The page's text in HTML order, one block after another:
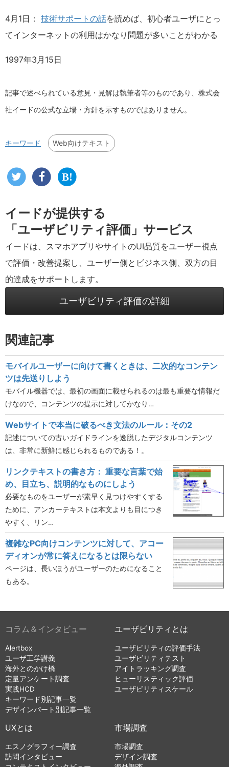
4月1日： 技術サポートの話を読めば、初心者ユーザにとっ
てインターネットの利用はかなり問題が多いことがわかる
1997年3月15日
記事で述べられている意見・見解は執筆者等のものであり、株式会
社イードの公式な立場・方針を示すものではありません。
キーワード Web向けテキスト
イードが提供する
「ユーザビリティ評価」サービス
イードは、スマホアプリやサイトのUI品質をユーザー視点
で評価・改善提案し、ユーザー側とビジネス側、双方の目
的達成をサポートします。
ユーザビリティ評価の詳細
関連記事
モバイルユーザーに向けて書くときは、二次的なコンテン
ツは先送りしよう
モバイル機器では、最初の画面に載せられるのは最も重要な情報だ
けなので、コンテンツの提示に対してかなり…
Webサイトで本当に破るべき文法のルール：その2
記述についての古いガイドラインを逸脱したデジタルコンテンツ
は、非常に新鮮に感じられるものである！。
リンクテキストの書き方： 重要な言葉で始
め、目立ち、説明的なものにしよう
必要なものをユーザーが素早く見つけやすくする
ために、アンカーテキストは本文よりも目につき
やすく、リン…
複雑なPC向けコンテンツに対して、アコー
ディオンが常に答えになるとは限らない
ページは、長いほうがユーザーのためになること
もある。
コラム＆インタビュー
Alertbox
ユーザ工学講義
海外とのかけ橋
定量アンケート調査
実践HCD
キーワード別記事一覧
デザインパート別記事一覧
ユーザビリティとは
ユーザビリティの評価手法
ユーザビリティテスト
アイトラッキング調査
ヒューリスティック評価
ユーザビリティスケール
UXとは
エスノグラフィー調査
訪問インタビュー
市場調査
市場調査
デザイン調査